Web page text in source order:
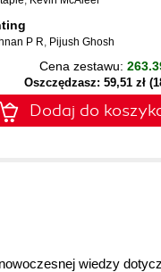
P R, Pijush Ghosh
Cena zestawu:
Oszczędzasz: 59,51 zł
Dodaj do
wiedzy